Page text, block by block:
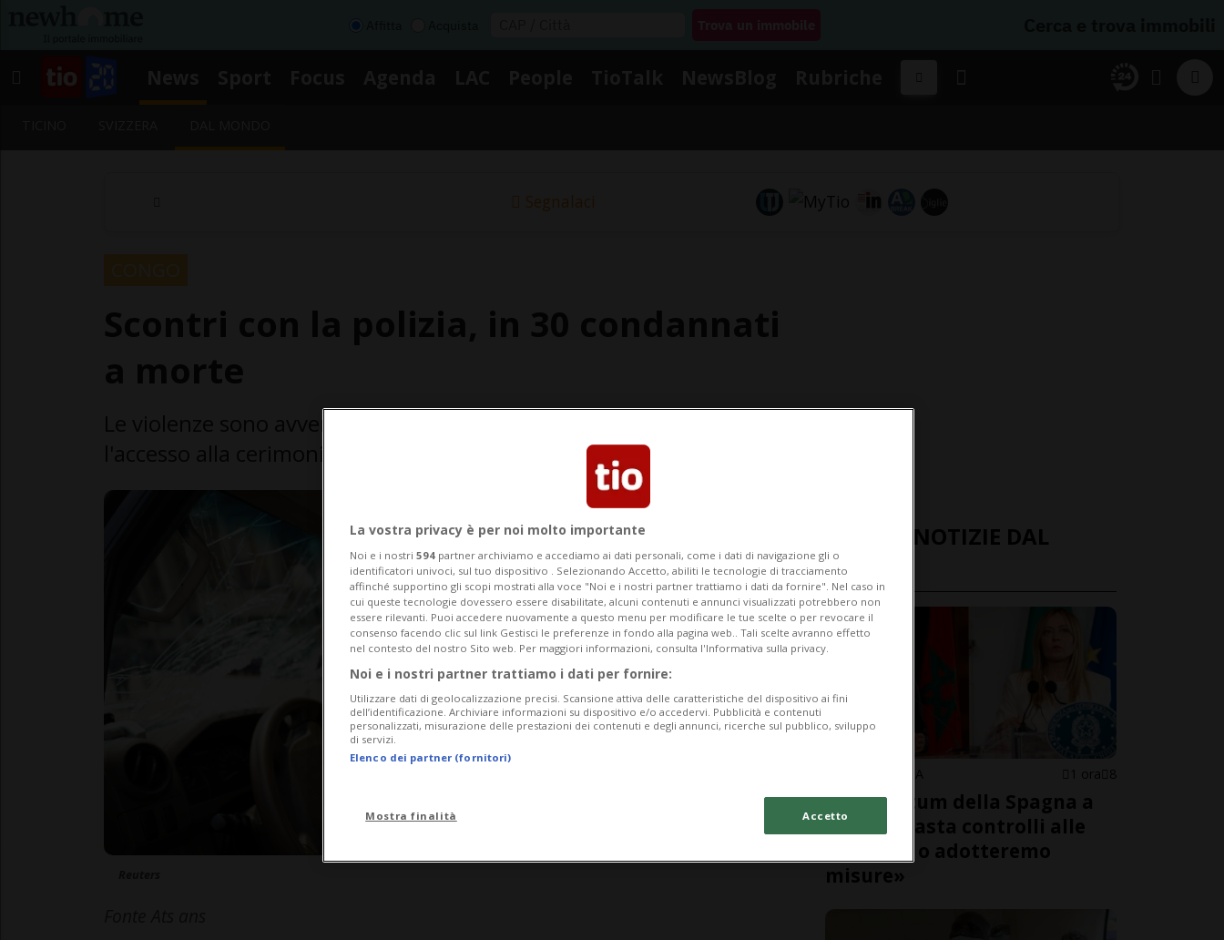
Segnalaci
ULTIME NOTIZIE DAL
MONDO
SPAGNA/ITALIA 1 ora 8
L'ultimatum della Spagna a
Roma: «Basta controlli alle
frontiere o adotteremo
misure»
La vostra privacy è per noi molto importante
Noi e i nostri 594 partner archiviamo e accediamo ai dati personali, come i dati di navigazione gli o
identificatori univoci, sul tuo dispositivo . Selezionando Accetto, abiliti le tecnologie di tracciamento
affinché supportino gli scopi mostrati alla voce "Noi e i nostri partner trattiamo i dati da fornire". Nel caso in
cui queste tecnologie dovessero essere disabilitate, alcuni contenuti e annunci visualizzati potrebbero non
essere rilevanti. Puoi accedere nuovamente a questo menu per modificare le tue scelte o per revocare il
consenso facendo clic sul link Gestisci le preferenze in fondo alla pagina web.. Tali scelte avranno effetto
nel contesto del nostro Sito web. Per maggiori informazioni, consulta l'Informativa sulla privacy.
Noi e i nostri partner trattiamo i dati per fornire:
Utilizzare dati di geolocalizzazione precisi. Scansione attiva delle caratteristiche del dispositivo ai fini
dell’identificazione. Archiviare informazioni su dispositivo e/o accedervi. Pubblicità e contenuti
personalizzati, misurazione delle prestazioni dei contenuti e degli annunci, ricerche sul pubblico, sviluppo
di servizi.
Elenco dei partner (fornitori)
Mostra finalità Accetto